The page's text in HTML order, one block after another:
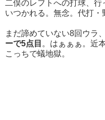
二俣のレフトへの打球、
いつかれる。無念。代打・
まだ諦めていない8回ウラ
ーで5点目 。はぁぁぁ。近
こっちで蟻地獄。